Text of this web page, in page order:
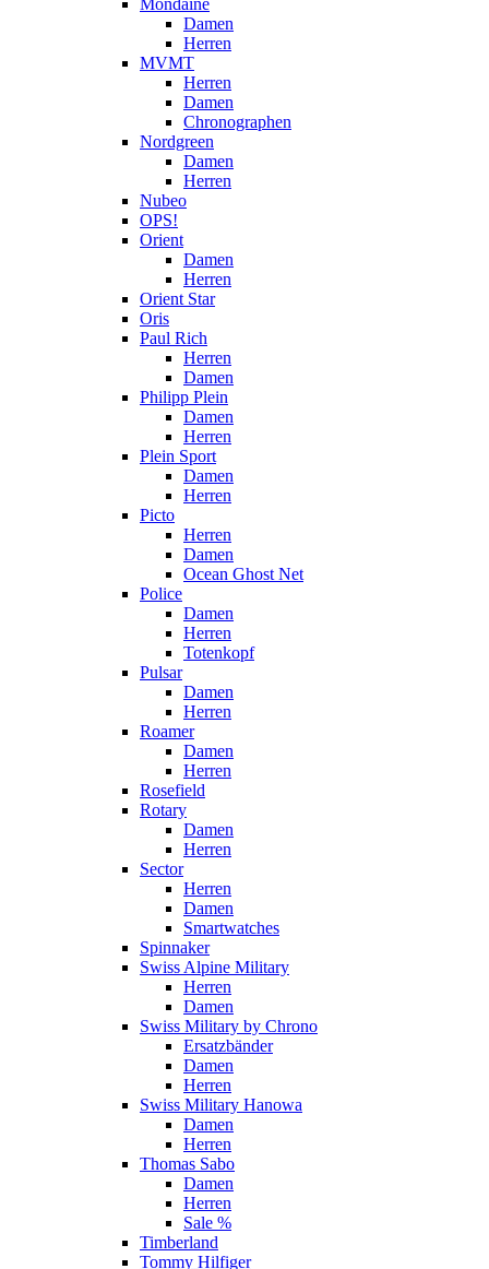
Mondaine
Damen
Herren
MVMT
Herren
Damen
Chronographen
Nordgreen
Damen
Herren
Nubeo
OPS!
Orient
Damen
Herren
Orient Star
Oris
Paul Rich
Herren
Damen
Philipp Plein
Damen
Herren
Plein Sport
Damen
Herren
Picto
Herren
Damen
Ocean Ghost Net
Police
Damen
Herren
Totenkopf
Pulsar
Damen
Herren
Roamer
Damen
Herren
Rosefield
Rotary
Damen
Herren
Sector
Herren
Damen
Smartwatches
Spinnaker
Swiss Alpine Military
Herren
Damen
Swiss Military by Chrono
Ersatzbänder
Damen
Herren
Swiss Military Hanowa
Damen
Herren
Thomas Sabo
Damen
Herren
Sale %
Timberland
Tommy Hilfiger